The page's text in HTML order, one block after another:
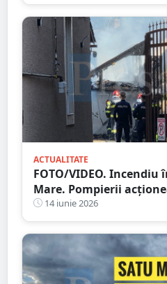
ACTUALITATE
FOTO/VIDEO.
Mare. Pompierii
autospeciale
14 iunie 2026